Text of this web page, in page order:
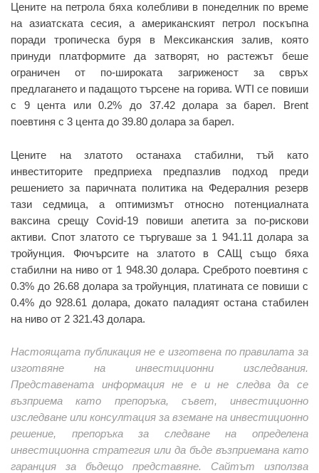
Цените на петрола бяха колебливи в понеделник по време
на азиатската сесия, а американският петрол поскъпна
поради тропическа буря в Мексиканския залив, която
принуди платформите да затворят, но растежът беше
ограничен от по-широката загриженост за свръх
предлагането и падащото търсене на горива. WTI се повиши
с 9 цента или 0.2% до 37.42 долара за барел. Brent
поевтиня с 3 цента до 39.80 долара за барел.
Цените на златото останаха стабилни, тъй като
инвеститорите предприеха предпазлив подход преди
решението за паричната политика на Федералния резерв
тази седмица, а оптимизмът относно потенциалната
ваксина срещу Covid-19 повиши апетита за по-рискови
активи. Спот златото се търгуваше за 1 941.11 долара за
тройунция. Фючърсите на златото в САЩ също бяха
стабилни на ниво от 1 948.30 долара. Среброто поевтиня с
0.3% до 26.68 долара за тройунция, платината се повиши с
0.4% до 928.61 долара, докато паладият остана стабилен
на ниво от 2 321.43 долара.
Настоящата публикация не е изготвена по правилата за
изготвяне на инвестиционни изследвания.
Представената информация не е и не следва да се
възприема като препоръка, съвет, инвестиционно
изследване или консултация за вземане на инвестиционно
решение, препоръка за следване на определена
инвестиционна стратегия или да бъде възприемана като
гаранция за бъдещо представяне. Сайтът използва